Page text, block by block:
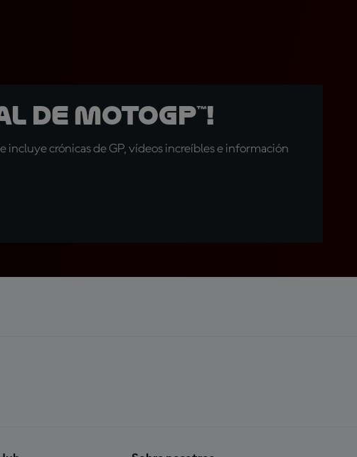
MotoGP™!
incluye crónicas de GP, vídeos increíbles e información